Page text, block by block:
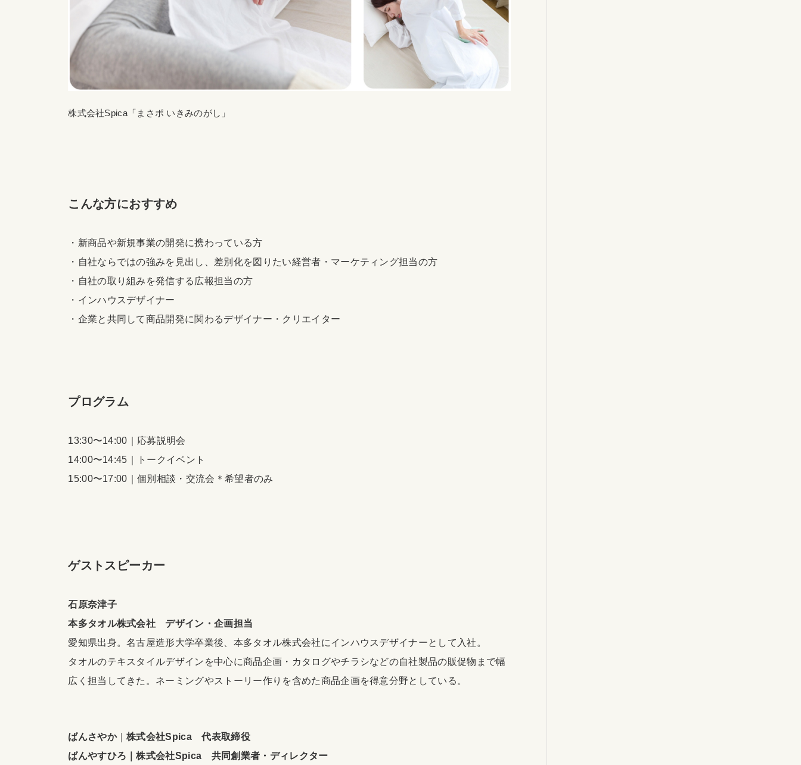
株式会社Spica「まさポ いきみのがし」
こんな方におすすめ
・新商品や新規事業の開発に携わっている方
・自社ならではの強みを見出し、差別化を図りたい経営者・マーケティング担当の方
・自社の取り組みを発信する広報担当の方
・インハウスデザイナー
・企業と共同して商品開発に関わるデザイナー・クリエイター
プログラム
13:30〜14:00｜応募説明会
14:00〜14:45｜トークイベント
15:00〜17:00｜個別相談・交流会＊希望者のみ
ゲストスピーカー
石原奈津子
本多タオル株式会社 デザイン・企画担当
愛知県出身。名古屋造形大学卒業後、本多タオル株式会社にインハウスデザイナーとして入社。
タオルのテキスタイルデザインを中心に商品企画・カタログやチラシなどの自社製品の販促物まで幅
広く担当してきた。ネーミングやストーリー作りを含めた商品企画を得意分野としている。
ばんさやか｜株式会社Spica 代表取締役
ばんやすひろ｜株式会社Spica 共同創業者・ディレクター